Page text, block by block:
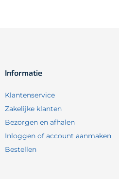
Informatie
Klantenservice
Zakelijke klanten
Bezorgen en afhalen
Inloggen of account aanmaken
Bestellen